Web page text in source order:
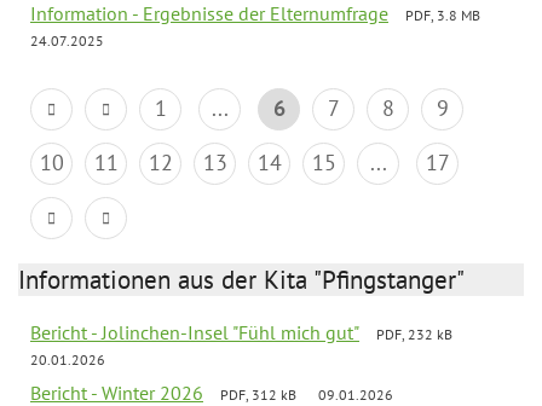
Information - Ergebnisse der Elternumfrage
PDF, 3.8 MB
24.07.2025
1 ... 6 7 8
9
10
11 12 13 14 15 ... 17
Informationen aus der Kita "Pfingstanger"
Bericht - Jolinchen-Insel "Fühl mich gut"
PDF, 232 kB
20.01.2026
Bericht - Winter 2026 PDF, 312 kB 09.01.2026